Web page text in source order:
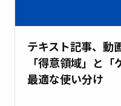
テキスト記事、動
「得意領域」と
最適な使い分け